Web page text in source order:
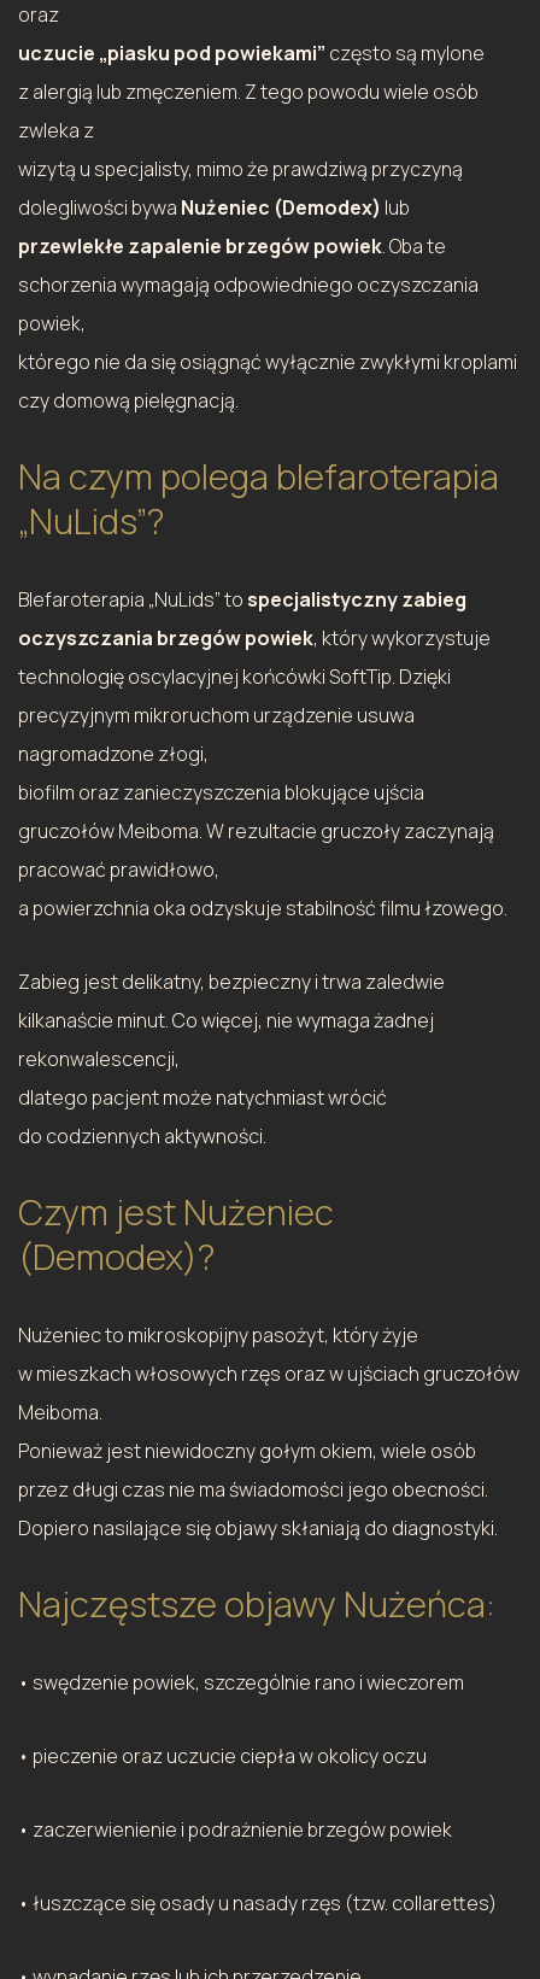
oraz
uczucie „piasku pod powiekami” często są mylone
z alergią lub zmęczeniem. Z tego powodu wiele osób
zwleka z
wizytą u specjalisty, mimo że prawdziwą przyczyną
dolegliwości bywa Nużeniec (Demodex) lub
przewlekłe zapalenie brzegów powiek. Oba te
schorzenia wymagają odpowiedniego oczyszczania
powiek,
którego nie da się osiągnąć wyłącznie zwykłymi kroplami
czy domową pielęgnacją.
Na czym polega blefaroterapia
„NuLids”?
Blefaroterapia „NuLids” tospecjalistyczny zabieg
oczyszczania brzegów powiek, który wykorzystuje
technologię oscylacyjnej końcówki SoftTip. Dzięki
precyzyjnym mikroruchom urządzenie usuwa
nagromadzone złogi,
biofilm oraz zanieczyszczenia blokujące ujścia
gruczołów Meiboma. W rezultacie gruczoły zaczynają
pracować prawidłowo,
a powierzchnia oka odzyskuje stabilność filmu łzowego.
Zabieg jest delikatny, bezpieczny i trwa zaledwie
kilkanaście minut. Co więcej, nie wymaga żadnej
rekonwalescencji,
dlatego pacjent może natychmiast wrócić
do codziennych aktywności.
Czym jest Nużeniec
(Demodex)?
Nużeniec to mikroskopijny pasożyt, który żyje
w mieszkach włosowych rzęs oraz w ujściach gruczołów
Meiboma.
Ponieważ jest niewidoczny gołym okiem, wiele osób
przez długi czas nie ma świadomości jego obecności.
Dopiero nasilające się objawy skłaniają do diagnostyki.
Najczęstsze objawy Nużeńca:
• swędzenie powiek, szczególnie rano i wieczorem
• pieczenie oraz uczucie ciepła w okolicy oczu
• zaczerwienienie i podrażnienie brzegów powiek
• łuszczące się osady u nasady rzęs (tzw. collarettes)